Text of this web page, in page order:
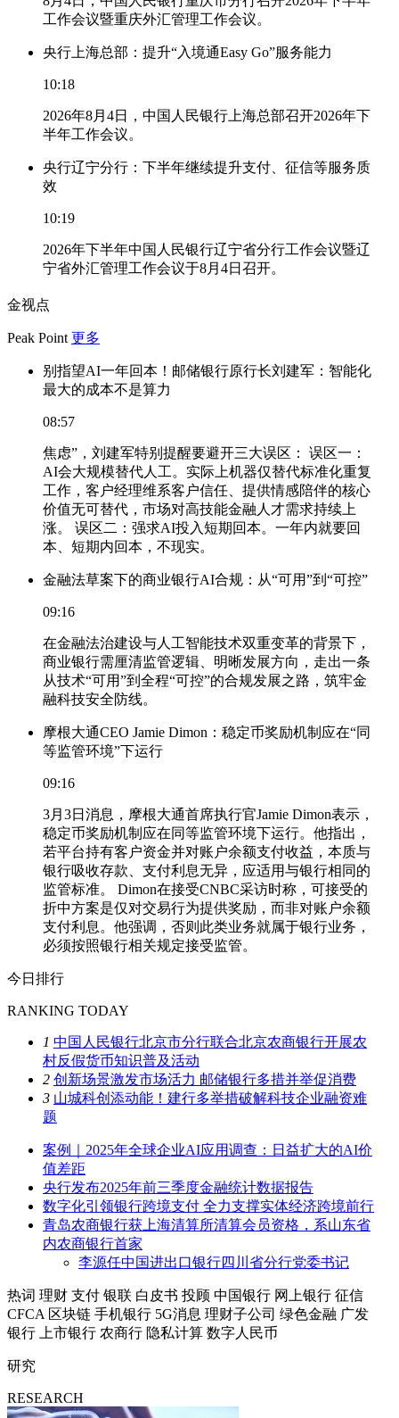
工作会议暨重庆外汇管理工作会议。
央行上海总部：提升“入境通Easy Go”服务能力
10:18
2026年8月4日，中国人民银行上海总部召开2026年下
半年工作会议。
央行辽宁分行：下半年继续提升支付、征信等服务质
效
10:19
2026年下半年中国人民银行辽宁省分行工作会议暨辽
宁省外汇管理工作会议于8月4日召开。
金视点
Peak Point 更多
别指望AI一年回本！邮储银行原行长刘建军：智能化
最大的成本不是算力
08:57
焦虑”，刘建军特别提醒要避开三大误区： 误区一：
AI会大规模替代人工。实际上机器仅替代标准化重复
工作，客户经理维系客户信任、提供情感陪伴的核心
价值无可替代，市场对高技能金融人才需求持续上
涨。 误区二：强求AI投入短期回本。一年内就要回
本、短期内回本，不现实。
金融法草案下的商业银行AI合规：从“可用”到“可控”
09:16
在金融法治建设与人工智能技术双重变革的背景下，
商业银行需厘清监管逻辑、明晰发展方向，走出一条
从技术“可用”到全程“可控”的合规发展之路，筑牢金
融科技安全防线。
摩根大通CEO Jamie Dimon：稳定币奖励机制应在“同
等监管环境”下运行
09:16
3月3日消息，摩根大通首席执行官Jamie Dimon表示，
稳定币奖励机制应在同等监管环境下运行。他指出，
若平台持有客户资金并对账户余额支付收益，本质与
银行吸收存款、支付利息无异，应适用与银行相同的
监管标准。 Dimon在接受CNBC采访时称，可接受的
折中方案是仅对交易行为提供奖励，而非对账户余额
支付利息。他强调，否则此类业务就属于银行业务，
必须按照银行相关规定接受监管。
今日排行
RANKING TODAY
1 中国人民银行北京市分行联合北京农商银行开展农
村反假货币知识普及活动
2 创新场景激发市场活力 邮储银行多措并举促消费
3 山城科创添动能！建行多举措破解科技企业融资难
题
案例｜2025年全球企业AI应用调查：日益扩大的AI价
值差距
央行发布2025年前三季度金融统计数据报告
数字化引领银行跨境支付 全力支撑实体经济跨境前行
青岛农商银行获上海清算所清算会员资格，系山东省
内农商银行首家
李源任中国进出口银行四川省分行党委书记
热词 理财 支付 银联 白皮书 投顾 中国银行 网上银行 征信
CFCA 区块链 手机银行 5G消息 理财子公司 绿色金融 广发
银行
上市银行 农商行 隐私计算 数字人民币
研究
RESEARCH